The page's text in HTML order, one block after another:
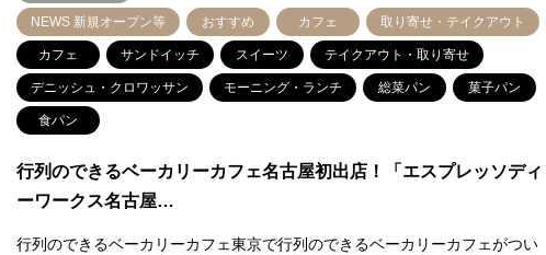
NEWS 新規オープン等 おすすめ カフェ 取り寄せ・テイクアウト
カフェ サンドイッチ スイーツ テイクアウト・取り寄せ
デニッシュ・クロワッサン モーニング・ランチ 総菜パン 菓子パン
食パン
行列のできるベーカリーカフェ名古屋初出店！「エスプレッソディ
ーワークス名古屋…
行列のできるベーカリーカフェ東京で行列のできるベーカリーカフェがつい